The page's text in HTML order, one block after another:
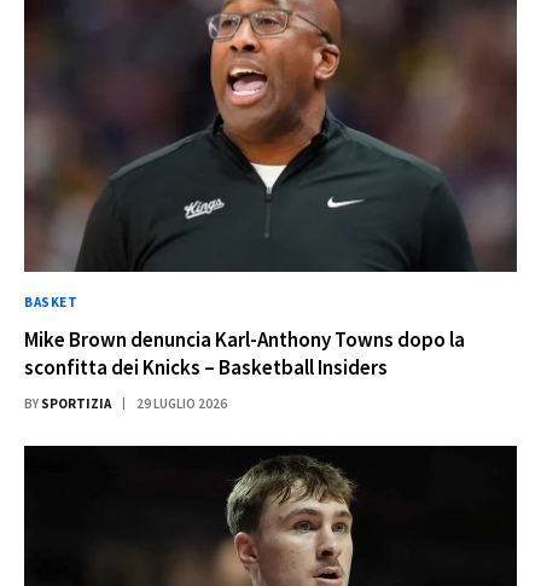
BASKET
Mike Brown denuncia Karl-Anthony Towns dopo la
sconfitta dei Knicks – Basketball Insiders
BY SPORTIZIA 29 LUGLIO 2026